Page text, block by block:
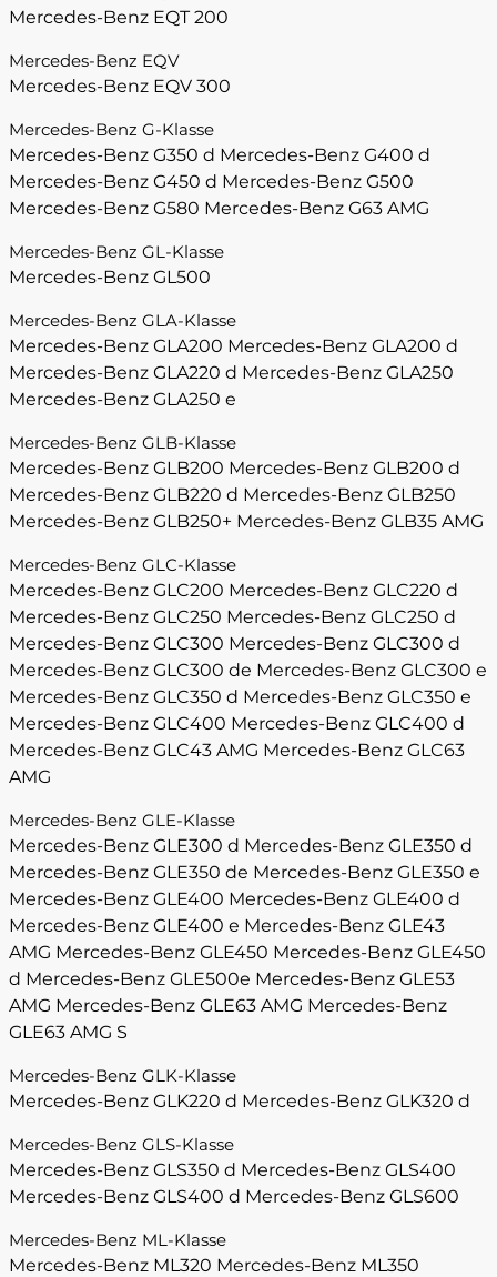
Mercedes-Benz EQT 200
Mercedes-Benz EQV
Mercedes-Benz EQV 300
Mercedes-Benz G-Klasse
Mercedes-Benz G350 d Mercedes-Benz G400 d
Mercedes-Benz G450 d Mercedes-Benz G500
Mercedes-Benz G580 Mercedes-Benz G63 AMG
Mercedes-Benz GL-Klasse
Mercedes-Benz GL500
Mercedes-Benz GLA-Klasse
Mercedes-Benz GLA200 Mercedes-Benz GLA200 d
Mercedes-Benz GLA220 d Mercedes-Benz GLA250
Mercedes-Benz GLA250 e
Mercedes-Benz GLB-Klasse
Mercedes-Benz GLB200 Mercedes-Benz GLB200 d
Mercedes-Benz GLB220 d Mercedes-Benz GLB250
Mercedes-Benz GLB250+ Mercedes-Benz GLB35 AMG
Mercedes-Benz GLC-Klasse
Mercedes-Benz GLC200 Mercedes-Benz GLC220 d
Mercedes-Benz GLC250 Mercedes-Benz GLC250 d
Mercedes-Benz GLC300 Mercedes-Benz GLC300 d
Mercedes-Benz GLC300 de Mercedes-Benz GLC300 e
Mercedes-Benz GLC350 d Mercedes-Benz GLC350 e
Mercedes-Benz GLC400 Mercedes-Benz GLC400 d
Mercedes-Benz GLC43 AMG Mercedes-Benz GLC63
AMG
Mercedes-Benz GLE-Klasse
Mercedes-Benz GLE300 d Mercedes-Benz GLE350 d
Mercedes-Benz GLE350 de Mercedes-Benz GLE350 e
Mercedes-Benz GLE400 Mercedes-Benz GLE400 d
Mercedes-Benz GLE400 e Mercedes-Benz GLE43
AMG Mercedes-Benz GLE450 Mercedes-Benz GLE450
d Mercedes-Benz GLE500e Mercedes-Benz GLE53
AMG Mercedes-Benz GLE63 AMG Mercedes-Benz
GLE63 AMG S
Mercedes-Benz GLK-Klasse
Mercedes-Benz GLK220 d Mercedes-Benz GLK320 d
Mercedes-Benz GLS-Klasse
Mercedes-Benz GLS350 d Mercedes-Benz GLS400
Mercedes-Benz GLS400 d Mercedes-Benz GLS600
Mercedes-Benz ML-Klasse
Mercedes-Benz ML320 Mercedes-Benz ML350